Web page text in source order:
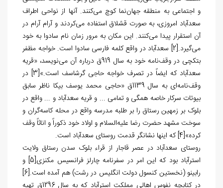
و اجتماعی به منطقه جهان‌نما کوچ می‌کنند. آنها از نواحی اطراف
سعدآباد امروزی، به صورت قشلاق استفاده می‌کردند و آرام آرام در
آن استقرار پیدا می‌کنند. این مکان به مرور زمان نام سادوا به خود
می‌گیرد.[2]
سعدآباد در واقع کلمه فارسی سادوا است. خواجه مظفر
بتکچی در وقف‌نامه خود به سال 919ق درباره آن می‌نویسد، «قریه
سعدآباد که ایضاً در تصرف خواجه حاجی گرشاسف است.»[3]
در
وقف‌نامه‌ای به سال 1139ق «حاجی محمد یوسف بیکا ناظر سابق
بیوتات سرکار خاصه همگی و تمامی ... و قریه سعدآباد و ... واقع در
بلوک بر زمهین رستاق را بر طلبه مدرسه واقع در محله کاسه‌گران و
سوخت مشهد حضرت رضا علیه‌السلام و اولاد خود ذکوراً و اناثاً وقف
کرده»[4] که اینها نشانگر قدمت روستای سعدآباد است.
روستای سعدآباد در عصر قاجار از قراء بلوک سدن رستاق ولایت
استرآباد بود که این امر در سفرنامه چارلز فرانسیس مکنزی[5] و
رابینو (نخستین کنسول دولت انگلیس در رشت) هم آمده است.[6]